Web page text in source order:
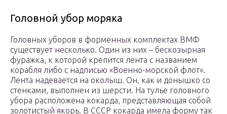
Головной убор моряка
Головных уборов в форменных комплектах ВМФ
существует несколько. Один из них – бескозырная
фуражка, к которой крепится лента с названием
корабля либо с надписью «Военно-морской флот».
Лента надевается на околыш. Он, как и донышко со
стенками, выполнен из шерсти. На тулье головного
убора расположена кокарда, представляющая собой
золотистый якорь. В СССР кокарда имела форму так